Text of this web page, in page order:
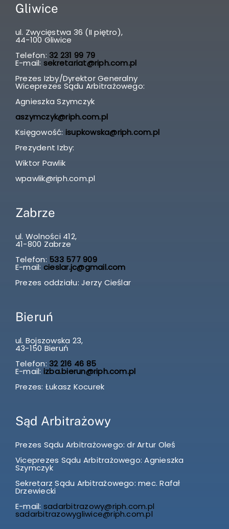
Gliwice
ul. Zwycięstwa 36 (II piętro),
44-100 Gliwice
Telefon: 32 231 99 79
E-mail: sekretariat@riph.com.pl
Prezes Izby/Dyrektor Generalny
Wiceprezes Sądu Arbitrażowego:
Agnieszka Szymczyk
aszymczyk@riph.com.pl
Księgowość: isupkowska@riph.com.pl
Prezydent Izby:
Wiktor Pawlik
wpawlik@riph.com.pl
Zabrze
ul. Wolności 412,
41-800 Zabrze
Telefon: 533 577 909
E-mail: cieslar.jc@gmail.com
Prezes oddziału: Jerzy Cieślar
Bieruń
ul. Bojszowska 23,
43-150 Bieruń
Telefon: 32 216 46 85
E-mail: izba.bierun@riph.com.pl
Prezes: Łukasz Kocurek
Sąd Arbitrażowy
Prezes Sądu Arbitrażowego: dr Artur Oleś
Viceprezes Sądu Arbitrażowego: Agnieszka
Szymczyk
Sekretarz Sądu Arbitrażowego: mec. Rafał
Drzewiecki
E-mail: sadarbitrazowy@riph.com.pl
sadarbitrazowygliwice@riph.com.pl